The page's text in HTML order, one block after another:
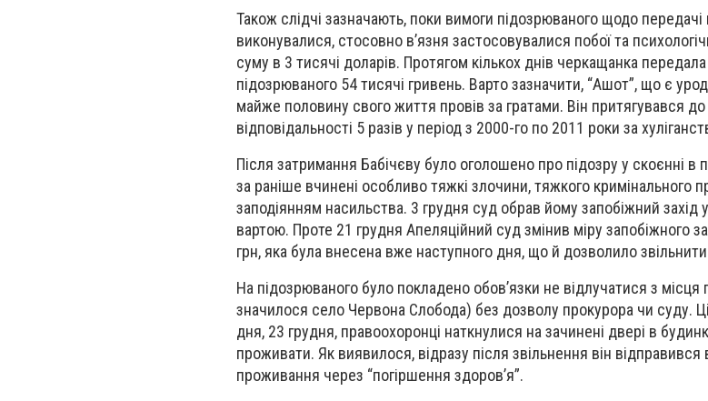
Також слідчі зазначають, поки вимоги підозрюваного щодо
виконувалися, стосовно в’язня застосовувалися побої та
суму в 3 тисячі доларів. Протягом кількох днів черкащанка
підозрюваного 54 тисячі гривень. Варто зазначити, “Ашот”, що є
майже половину свого життя провів за гратами. Він притягувався до
відповідальності 5 разів у період з 2000-го по 2011 роки за
Після затримання Бабічєву було оголошено про підозру у скоєнні в
за раніше вчинені особливо тяжкі злочини, тяжкого кримінального
заподіянням насильства. 3 грудня суд обрав йому запобіжний захід
вартою. Проте 21 грудня Апеляційний суд змінив міру запобіжного
грн, яка була внесена вже наступного дня, що й дозволило
На підозрюваного було покладено обов’язки не відлучатися з
значилося село Червона Слобода) без дозволу прокурора чи суду.
дня, 23 грудня, правоохоронці наткнулися на зачинені двері в
проживати. Як виявилося, відразу після звільнення він відправився
проживання через “погіршення здоров’я”.